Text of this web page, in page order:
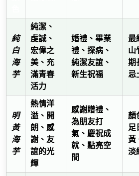
純
白
海
芋
純潔、
虔誠、
宏偉之
美、充
滿青春
活力
婚禮、畢業
禮、探病、
純潔友誼、
新生祝福
最
山
期
忌
明
黃
海
芋
熱情洋
溢、開
朗、感
謝、友
誼的光
輝
感謝贈禮、
為朋友打
氣、慶祝成
就、點亮空
間
顏
足
黃
淡